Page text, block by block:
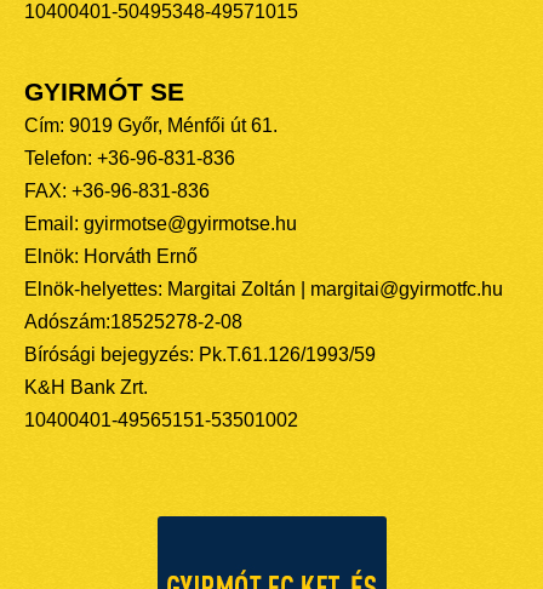
10400401-50495348-49571015
GYIRMÓT SE
Cím: 9019 Győr, Ménfői út 61.
Telefon: +36-96-831-836
FAX: +36-96-831-836
Email: gyirmotse@gyirmotse.hu
Elnök: Horváth Ernő
Elnök-helyettes: Margitai Zoltán | margitai@gyirmotfc.hu
Adószám:18525278-2-08
Bírósági bejegyzés: Pk.T.61.126/1993/59
K&H Bank Zrt.
10400401-49565151-53501002